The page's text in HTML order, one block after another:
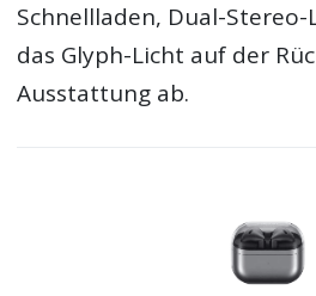
Schnellladen, Dual-
das Glyph-Licht auf der
Ausstattung ab.